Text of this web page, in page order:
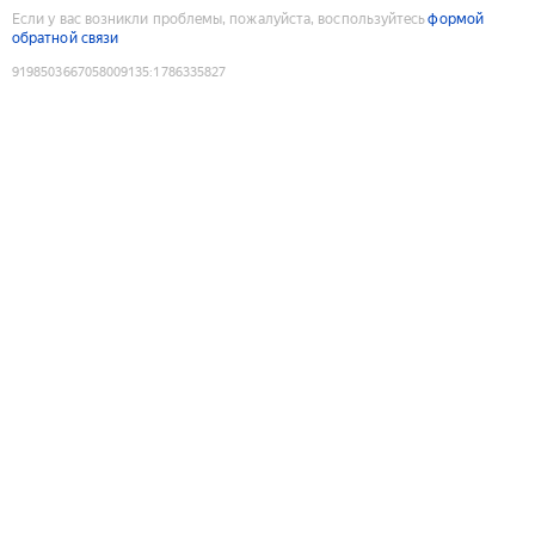
Если у вас возникли проблемы, пожалуйста, воспользуйтесьформой
обратной связи
9198503667058009135:1786335827